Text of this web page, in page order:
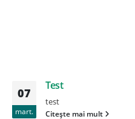
07
mart.
Test
test
Citește mai mult